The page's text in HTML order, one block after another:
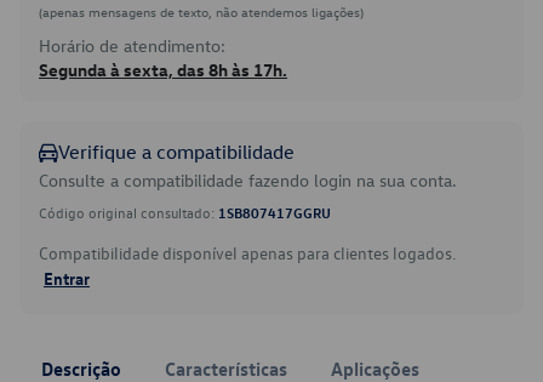
(apenas mensagens de texto, não atendemos ligações)
Horário de atendimento:
Segunda à sexta, das 8h às 17h.
Verifique a compatibilidade
Consulte a compatibilidade fazendo login na sua conta.
Código original consultado: 1SB807417GGRU
Compatibilidade disponível apenas para clientes logados.
Entrar
Descrição Características Aplicações